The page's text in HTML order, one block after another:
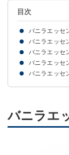
目次
バニラエッセ
【未開封】
【開封後】
バニラエッセ
バニラエッ
賞味期限切
バニラエッセ
バニラエッセ
【半年】賞味
【1年】賞味
【3〜5年】
【10年】賞
バニラエッセ
【未開封】
【開封後】
バニラエッセ
バニラエ